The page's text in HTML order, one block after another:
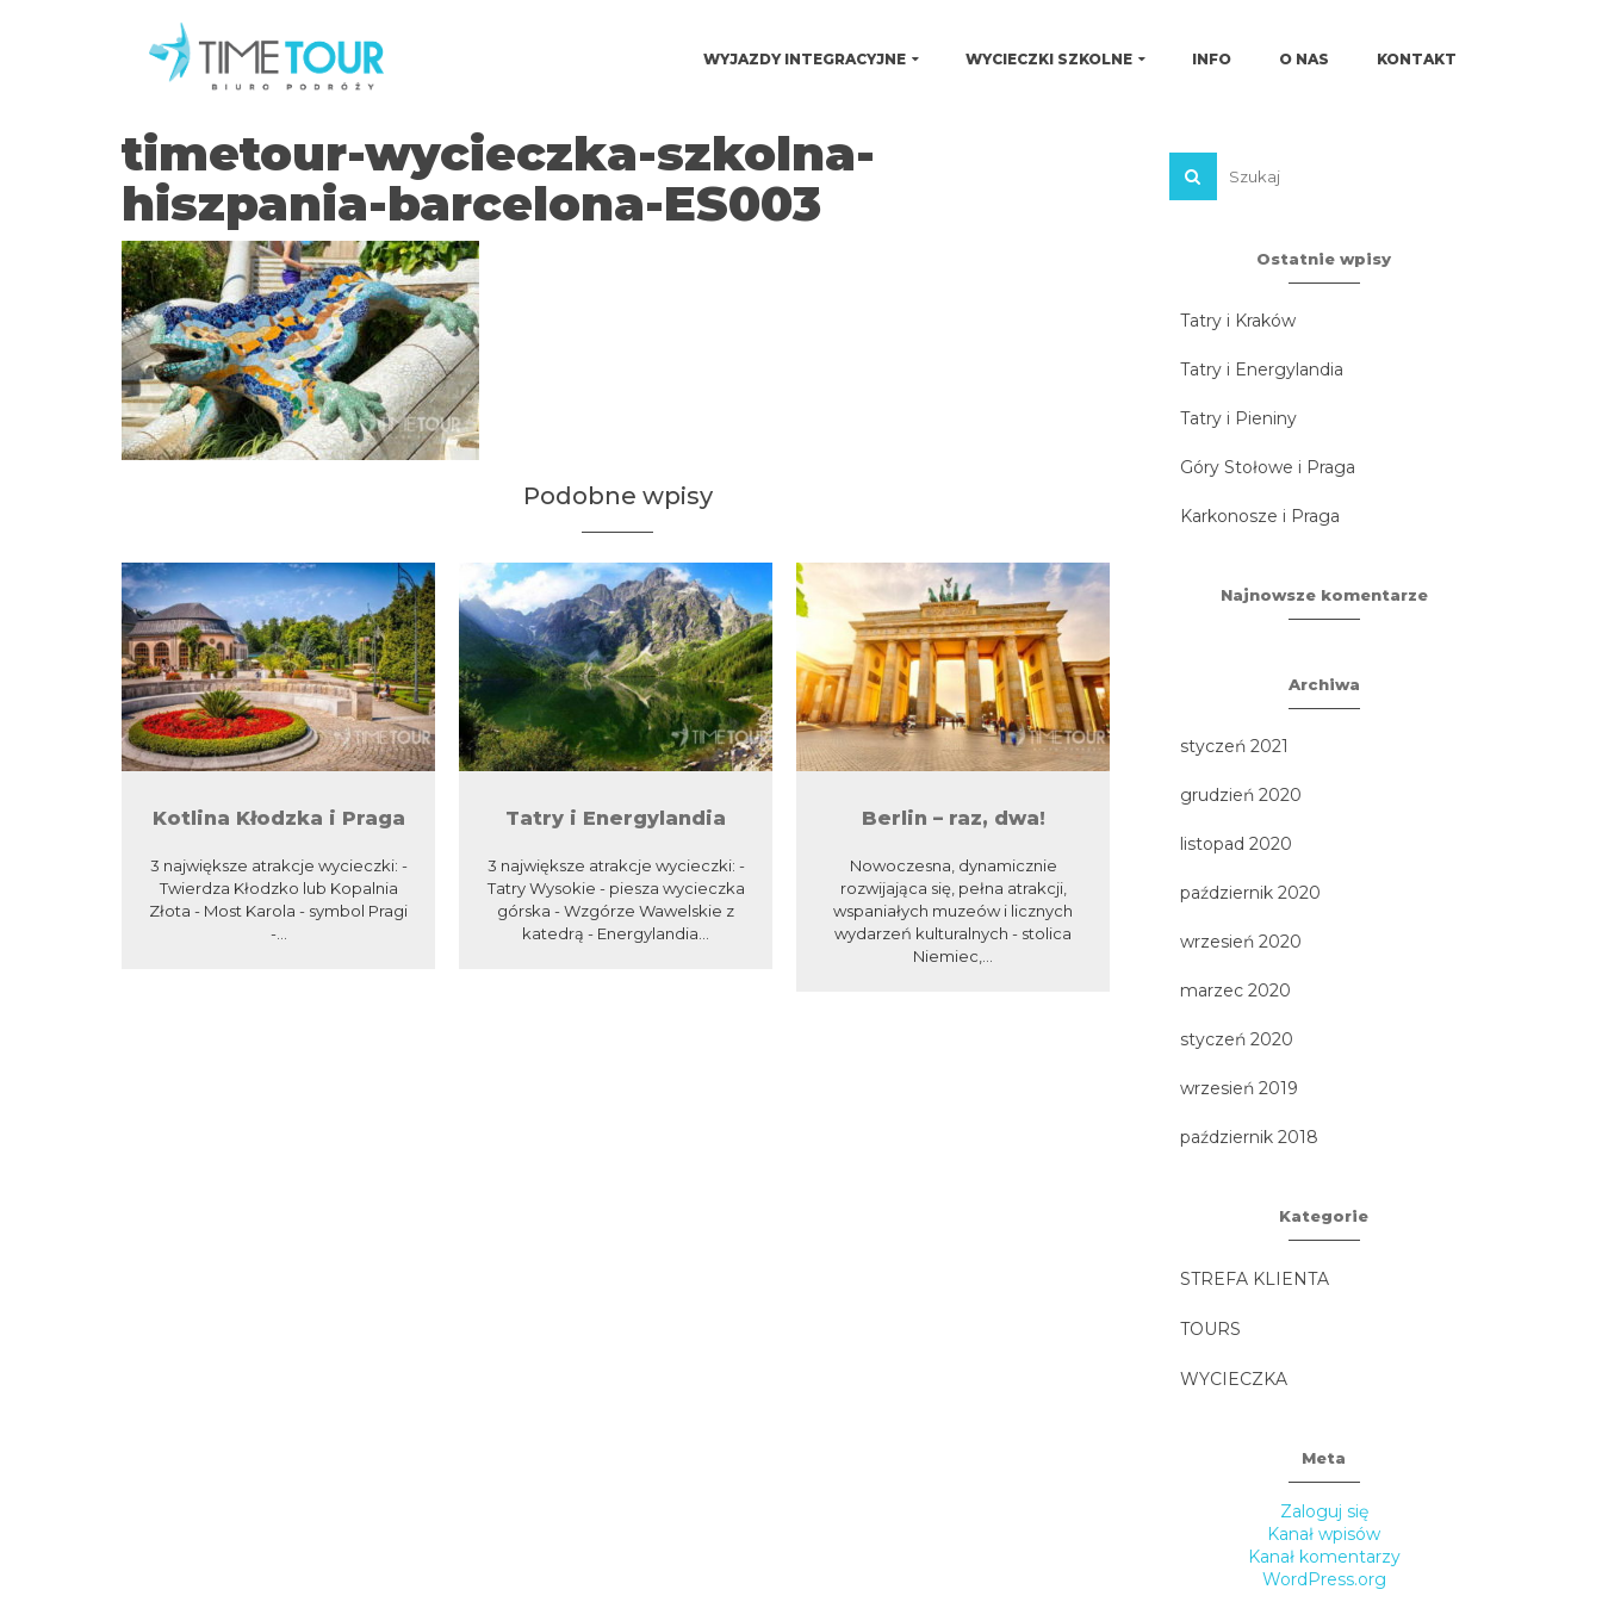
WYJAZDY INTEGRACYJNE WYCIECZKI SZKOLNE INFO O NAS KONTAKT
timetour-wycieczka-szkolna-
hiszpania-barcelona-ES003
Podobne wpisy
Kotlina Kłodzka i Praga
3 największe atrakcje wycieczki: -
Twierdza Kłodzko lub Kopalnia
Złota - Most Karola - symbol Pragi
-...
Tatry i Energylandia
3 największe atrakcje wycieczki: -
Tatry Wysokie - piesza wycieczka
górska - Wzgórze Wawelskie z
katedrą - Energylandia...
Berlin – raz, dwa!
Nowoczesna, dynamicznie
rozwijająca się, pełna atrakcji,
wspaniałych muzeów i licznych
wydarzeń kulturalnych - stolica
Niemiec,...
licznymi atrakcjami w europejskim
przepełnione innowacyjnymi
Ostatnie wpisy
Tatry i Kraków
Tatry i Energylandia
Tatry i Pieniny
Góry Stołowe i Praga
Karkonosze i Praga
Najnowsze komentarze
Archiwa
styczeń 2021
grudzień 2020
listopad 2020
październik 2020
wrzesień 2020
marzec 2020
styczeń 2020
wrzesień 2019
październik 2018
Kategorie
STREFA KLIENTA
TOURS
WYCIECZKA
Meta
Zaloguj się
Kanał wpisów
Kanał komentarzy
WordPress.org